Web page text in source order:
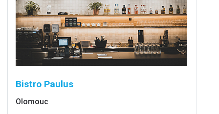
Bistro Paulus
Olomouc